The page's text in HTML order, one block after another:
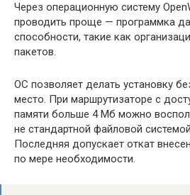
Через операционную систему
проводить проще — программка
способности, такие как
пакетов.
ОС позволяет делать установку
место. При маршрутизаторе с
памяти больше 4 Мб можно
не стандартной файловой
Последняя допускает откат
по мере необходимости.